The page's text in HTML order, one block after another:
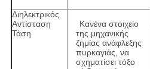
Διηλεκτρικός
Αντίσταση
Τάση
Κανένα στοιχείο
της μηχανικής
ζημίας ανάφλεξης
πυρκαγιάς, να
σχηματίσει τόξο